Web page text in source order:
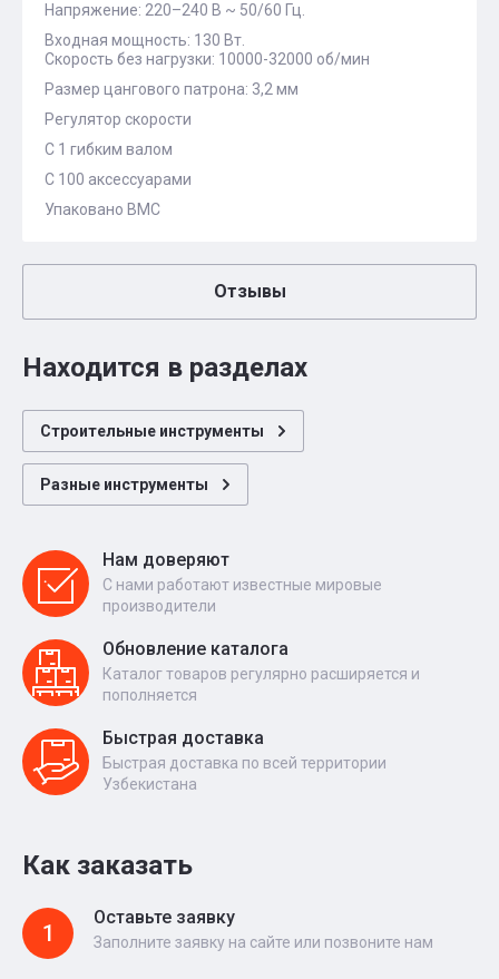
Напряжение: 220–240 В ~ 50/60 Гц.
Входная мощность: 130 Вт.
Скорость без нагрузки: 10000-32000 об/мин
Размер цангового патрона: 3,2 мм
Регулятор скорости
C 1 гибким валом
С 100 аксессуарами
Упаковано BMC
Отзывы
Находится в разделах
Строительные инструменты
Разные инструменты
Нам доверяют
С нами работают известные мировые
производители
Обновление каталога
Каталог товаров регулярно расширяется и
пополняется
Быстрая доставка
Быстрая доставка по всей территории
Узбекистана
Как заказать
1
Оставьте заявку
Заполните заявку на сайте или позвоните нам